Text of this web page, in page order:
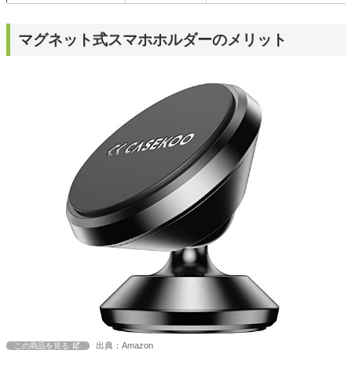
マグネット式スマホホルダーのメリット
この商品を見る 出典：Amazon